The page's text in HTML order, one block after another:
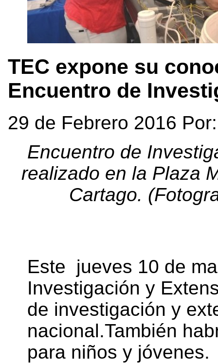
TEC expone su
Encuentro de
29 de Febrero 2016
Encuentro de
realizado en la Plaza
Cartago.
Este jueves 10 de
Investigación y
de investigación y
nacional.También
para niños y jóvenes.